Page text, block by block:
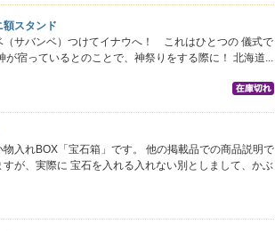
スタンド
（サバンベ）つけてイナウへ！ これはひとつの 儀式で
が宿っているとのことで、神祭りをする際に！ 北海道...
入れBOX「宝石箱」です。 他の掲載品での商品説明で
が、実際に 宝石を入れる入れない別としまして、かぶ